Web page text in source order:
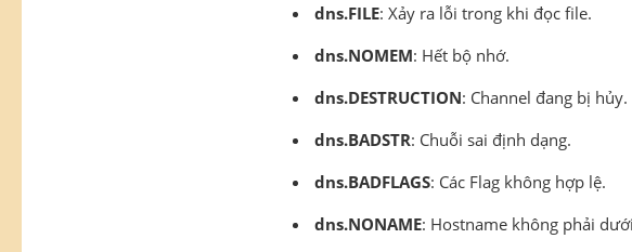
dns.FILE: Xảy ra lỗi trong khi đọc file.
dns.NOMEM: Hết bộ nhớ.
dns.DESTRUCTION: Channel đang bị hủy.
dns.BADSTR: Chuỗi sai định dạng.
dns.BADFLAGS: Các Flag không hợp lệ.
dns.NONAME: Hostname không phải